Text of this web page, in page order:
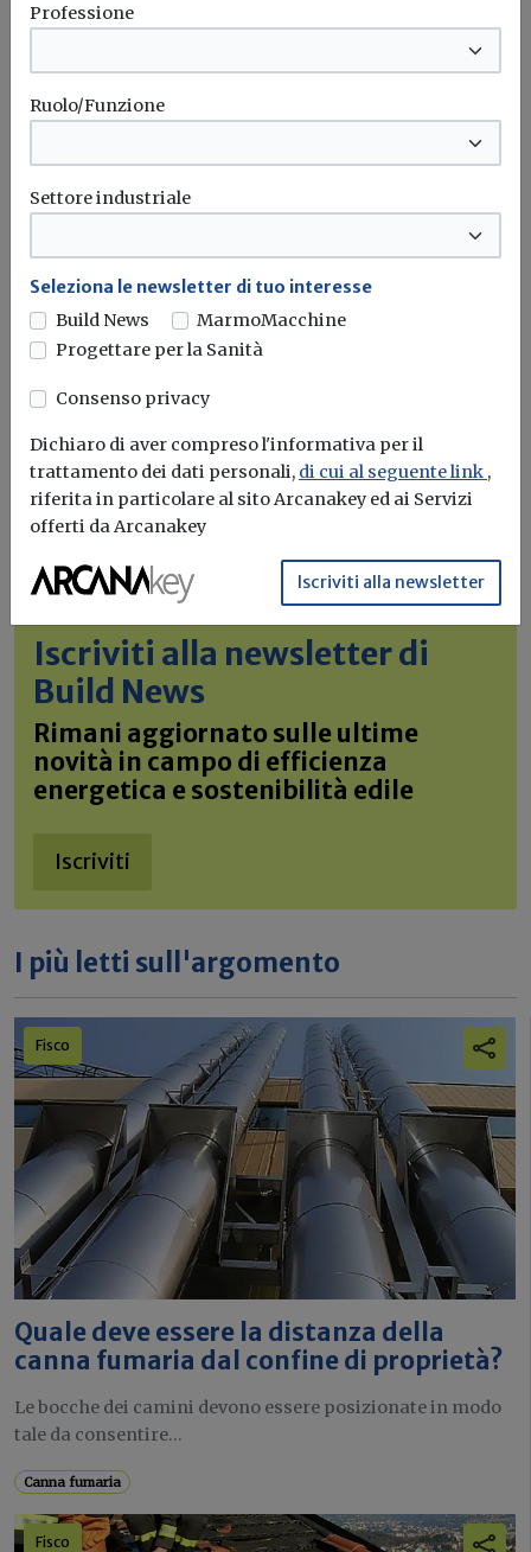
Detrazione per recinzioni, muri di cinta e
seconde case
Iscriviti alla newsletter di
Build News
Rimani aggiornato sulle ultime
novità in campo di efficienza
energetica e sostenibilità edile
Iscriviti
I più letti sull'argomento
Fisco
Quale deve essere la distanza della
canna fumaria dal confine di proprietà?
Le bocche dei camini devono essere posizionate in modo
tale da consentire...
Canna fumaria
Fisco
Professione
Ruolo/Funzione
Settore industriale
Seleziona le newsletter di tuo interesse
Build News
MarmoMacchine
Progettare per la Sanità
Consenso privacy
Dichiaro di aver compreso l'informativa per il
trattamento dei dati personali, di cui al seguente link ,
riferita in particolare al sito Arcanakey ed ai Servizi
offerti da Arcanakey
Iscriviti alla newsletter